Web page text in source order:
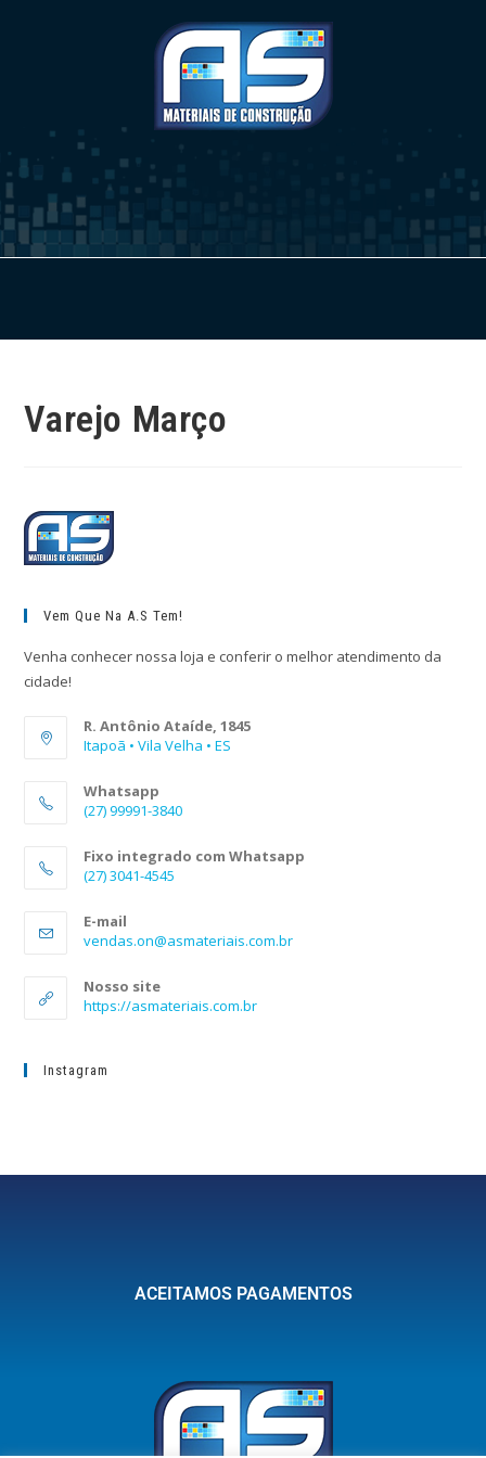
Varejo Março
Vem Que Na A.S Tem!
Venha conhecer nossa loja e conferir o melhor atendimento da
cidade!
R. Antônio Ataíde, 1845
Itapoã • Vila Velha • ES
Whatsapp
(27) 99991-3840
Fixo integrado com Whatsapp
(27) 3041-4545
E-mail
vendas.on@asmateriais.com.br
Nosso site
https://asmateriais.com.br
Instagram
ACEITAMOS PAGAMENTOS